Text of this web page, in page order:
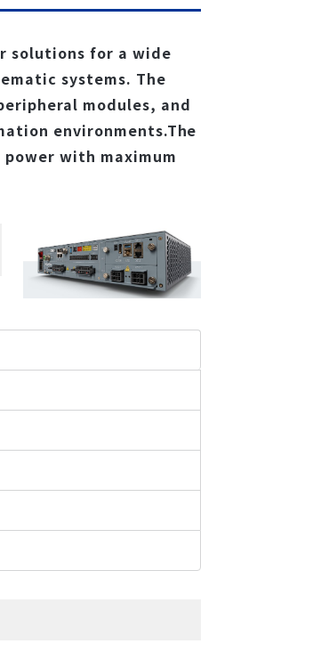
solutions for a wide
systems. The
modules, and
environments.The
with maximum